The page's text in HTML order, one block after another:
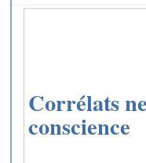
Corrélats
conscience